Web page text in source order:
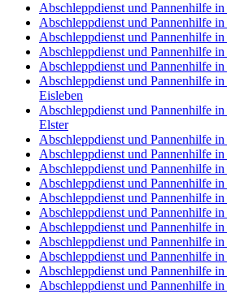
Abschleppdienst und Pannenhilfe
Abschleppdienst und Pannenhilfe in
Abschleppdienst und Pannenhilfe
Abschleppdienst und Pannenhilfe
Abschleppdienst und Pannenhilfe
Abschleppdienst und Pannenhilfe
Eisleben
Abschleppdienst und Pannenhilfe
Elster
Abschleppdienst und Pannenhilfe
Abschleppdienst und Pannenhilfe
Abschleppdienst und Pannenhilfe
Abschleppdienst und Pannenhilfe
Abschleppdienst und Pannenhilfe
Abschleppdienst und Pannenhilfe
Abschleppdienst und Pannenhilfe
Abschleppdienst und Pannenhilfe in
Abschleppdienst und Pannenhilfe
Abschleppdienst und Pannenhilfe
Abschleppdienst und Pannenhilfe in